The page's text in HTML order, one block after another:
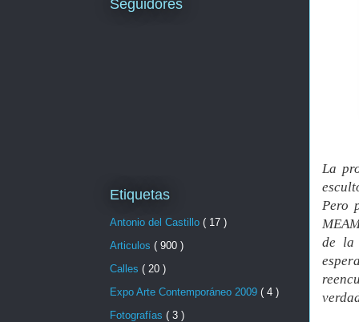
La
Pero
de la
Seguidores
Etiquetas
Antonio del Castillo ( 17 )
Articulos ( 900 )
Calles ( 20 )
Expo Arte Contemporáneo 2009 ( 4 )
Fotografías ( 3 )